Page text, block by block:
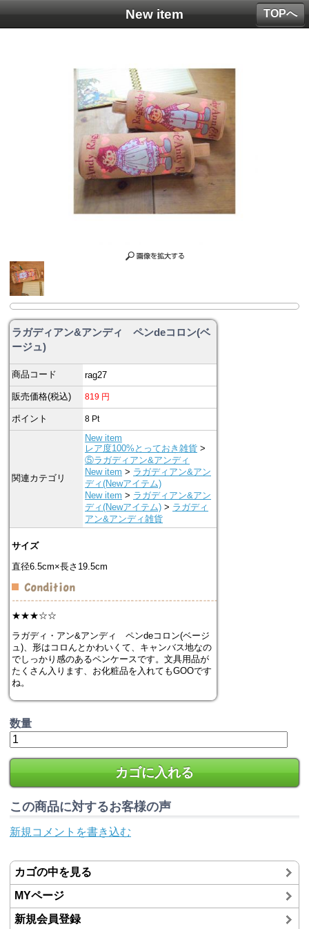
New item
ラガディアン&アンディ ペンdeコロン(ベ
ージュ)
商品コード rag27
販売価格(税込) 819 円
ポイント 8 Pt
関連カテゴリ
New item
レア度100%とっておき雑貨 >
⑤ラガディアン&アンディ
New item > ラガディアン&アン
ディ(Newアイテム)
New item > ラガディアン&アン
ディ(Newアイテム) > ラガディ
アン&アンディ雑貨
サイズ
直径6.5cm×長さ19.5cm
★★★☆☆
ラガディ・アン&アンディ ペンdeコロン(ベージ
ュ)、形はコロんとかわいくて、キャンバス地なの
でしっかり感のあるペンケースです。文具用品が
たくさん入ります、お化粧品を入れてもGOOです
ね。
数量
カゴに入れる
この商品に対するお客様の声
新規コメントを書き込む
カゴの中を見る
MYページ
新規会員登録
TOPへ